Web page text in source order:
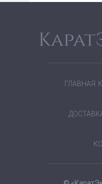
ГЛАВНАЯ